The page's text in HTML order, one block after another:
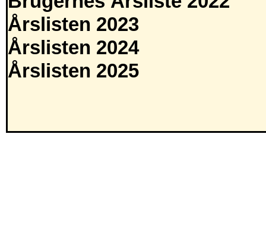
Årslisten 2023
Årslisten 2024
Årslisten 2025